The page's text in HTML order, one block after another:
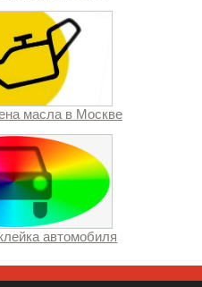
масла в Москве
автомобиля